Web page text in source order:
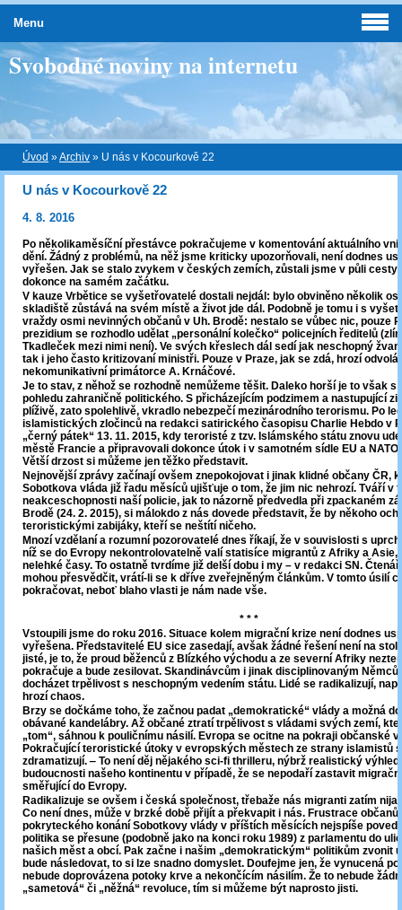
Svobodné noviny na internetu
Úvod »Archiv » U nás v Kocourkově 22
U nás v Kocourkově 22
4. 8. 2016
Po několikaměsíční přestávce pokračujeme v komentování aktuálního
dění. Žádný z problémů, na něž jsme kriticky upozorňovali, není dodnes
vyřešen. Jak se stalo zvykem v českých zemích, zůstali jsme v půli cesty
dokonce na samém začátku.
V kauze Vrbětice se vyšetřovatelé dostali nejdál: bylo obviněno několik
skladiště zůstává na svém místě a život jde dál. Podobně je tomu i s
vraždy osmi nevinných občanů v Uh. Brodě: nestalo se vůbec nic, pouze
prezidium se rozhodlo udělat „personální kolečko“ policejních ředitelů
Tkadleček mezi nimi není). Ve svých křeslech dál sedí jak neschopný
tak i jeho často kritizovaní ministři. Pouze v Praze, jak se zdá, hrozí
nekomunikativní primátorce A. Krnáčové.
Je to stav, z něhož se rozhodně nemůžeme těšit. Daleko horší je to však s
pohledu zahraničně politického. S přicházejícím podzimem a nastupující
plíživě, zato spolehlivě, vkradlo nebezpečí mezinárodního terorismu. Po
islamistických zločinců na redakci satirického časopisu Charlie Hebdo v
„černý pátek“ 13. 11. 2015, kdy teroristé z tzv. Islámského státu znovu
městě Francie a připravovali dokonce útok i v samotném sídle EU a NATO
Větší drzost si můžeme jen těžko představit.
Nejnovější zprávy začínají ovšem znepokojovat i jinak klidné občany ČR,
Sobotkova vláda již řadu měsíců ujišťuje o tom, že jim nic nehrozí. Tváří v
neakceschopnosti naší policie, jak to názorně předvedla při zpackaném
Brodě (24. 2. 2015), si málokdo z nás dovede představit, že by někoho
teroristickými zabijáky, kteří se neštítí ničeho.
Mnozí vzdělaní a rozumní pozorovatelé dnes říkají, že v souvislosti s
níž se do Evropy nekontrolovatelně valí statisíce migrantů z Afriky a Asie,
nelehké časy. To ostatně tvrdíme již delší dobu i my – v redakci SN.
mohou přesvědčit, vrátí-li se k dříve zveřejněným článkům. V tomto úsilí
pokračovat, neboť blaho vlasti je nám nade vše.
* * *
Vstoupili jsme do roku 2016. Situace kolem migrační krize není dodnes
vyřešena. Představitelé EU sice zasedají, avšak žádné řešení není na
jisté, je to, že proud běženců z Blízkého východu a ze severní Afriky
pokračuje a bude zesilovat. Skandinávcům i jinak disciplinovaným
docházet trpělivost s neschopným vedením státu. Lidé se radikalizují,
hrozí chaos.
Brzy se dočkáme toho, že začnou padat „demokratické“ vlády a možná
obávané kandelábry. Až občané ztratí trpělivost s vládami svých zemí,
„tom“, sáhnou k pouličnímu násilí. Evropa se ocitne na pokraji občanské
Pokračující teroristické útoky v evropských městech ze strany islamistů
zdramatizují. ‒ To není děj nějakého sci-fi thrilleru, nýbrž realistický výhled
budoucnosti našeho kontinentu v případě, že se nepodaří zastavit
směřující do Evropy.
Radikalizuje se ovšem i česká společnost, třebaže nás migranti zatím
Co není dnes, může v brzké době přijít a překvapit i nás. Frustrace občanů
pokryteckého konání Sobotkovy vlády v příštích měsících nejspíše
politika se přesune (podobně jako na konci roku 1989) z parlamentu do
našich měst a obcí. Pak začne i našim „demokratickým“ politikům zvonit
bude následovat, to si lze snadno domyslet. Doufejme jen, že vynucená
nebude doprovázena potoky krve a nekončícím násilím. Že to nebude
„sametová“ či „něžná“ revoluce, tím si můžeme být naprosto jisti.
Menu